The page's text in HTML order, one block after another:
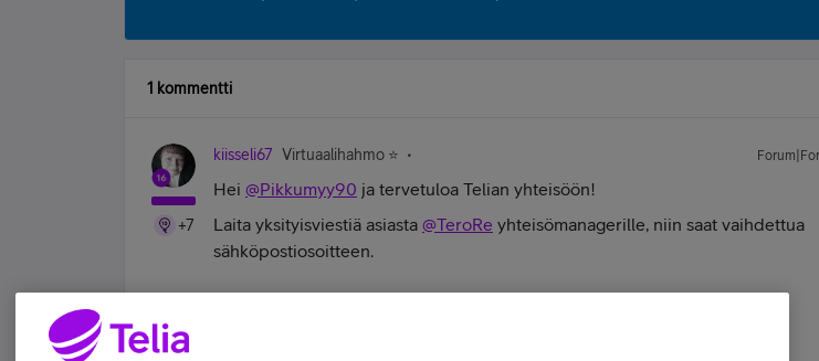
1 kommentti
+7
kiisseli67 Virtuaalihahmo ⭐️
Hei @Pikkumyy90 ja tervetuloa Telian yhteisöön!
Laita yksityisviestiä asiasta @TeroRe yhteisömanagerille, niin saat vaihdettua
sähköpostiosoitteen.